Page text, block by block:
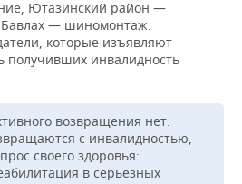
Ютазинский район —
Бавлах — шиномонтаж.
которые изъявляют
получивших инвалидность
возвращения нет.
с инвалидностью,
своего здоровья:
в серьезных